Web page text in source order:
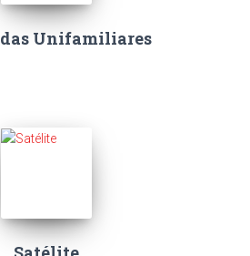
Unifamiliares